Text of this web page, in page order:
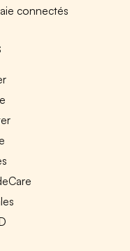
connectés